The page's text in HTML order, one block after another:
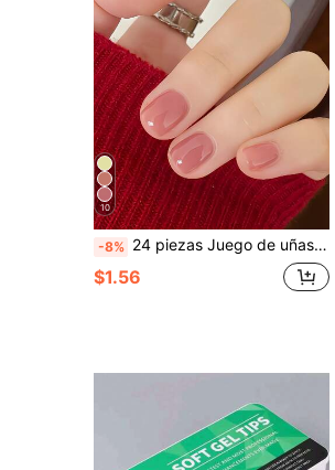
10
-8% 24 piezas Juego de uñas postizas cuadradas cortas para actualizar tu estilo de manicura. Secado rápido y suave, unicolor en polvo rosa ahumado con cobertura total. Kit de uñas artificiales diseñado para mujeres y niñas. El set incluye 1 hoja de pegatinas adhesivas y 1 tira de gel de jalea mini. Enviado al azar. Accesorios para el cuidado de las uñas. Suministros para uñas
$1.56